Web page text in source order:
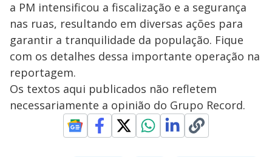
a PM intensificou a fiscalização e a segurança
nas ruas, resultando em diversas ações para
garantir a tranquilidade da população. Fique
com os detalhes dessa importante operação na
reportagem.
Os textos aqui publicados não refletem
necessariamente a opinião do Grupo Record.